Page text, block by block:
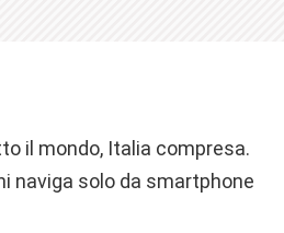
il mondo, Italia compresa.
naviga solo da smartphone